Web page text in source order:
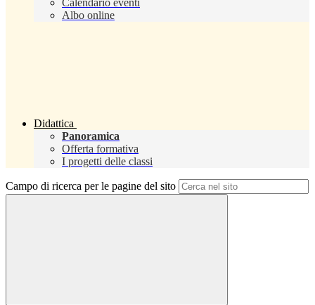
Calendario eventi
Albo online
Didattica
Panoramica
Offerta formativa
I progetti delle classi
Campo di ricerca per le pagine del sito